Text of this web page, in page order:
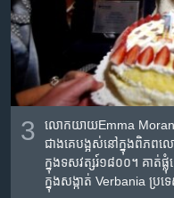
3
លោក​យាយEmma Morano
ជាង​គេ​បង្អស់​នៅ​ក្នុង​ពិភព
ក្នុង​ទសវត្សរ៍១៨០០។ គា
ក្នុង​សង្កាត់ Verbania ប្រ